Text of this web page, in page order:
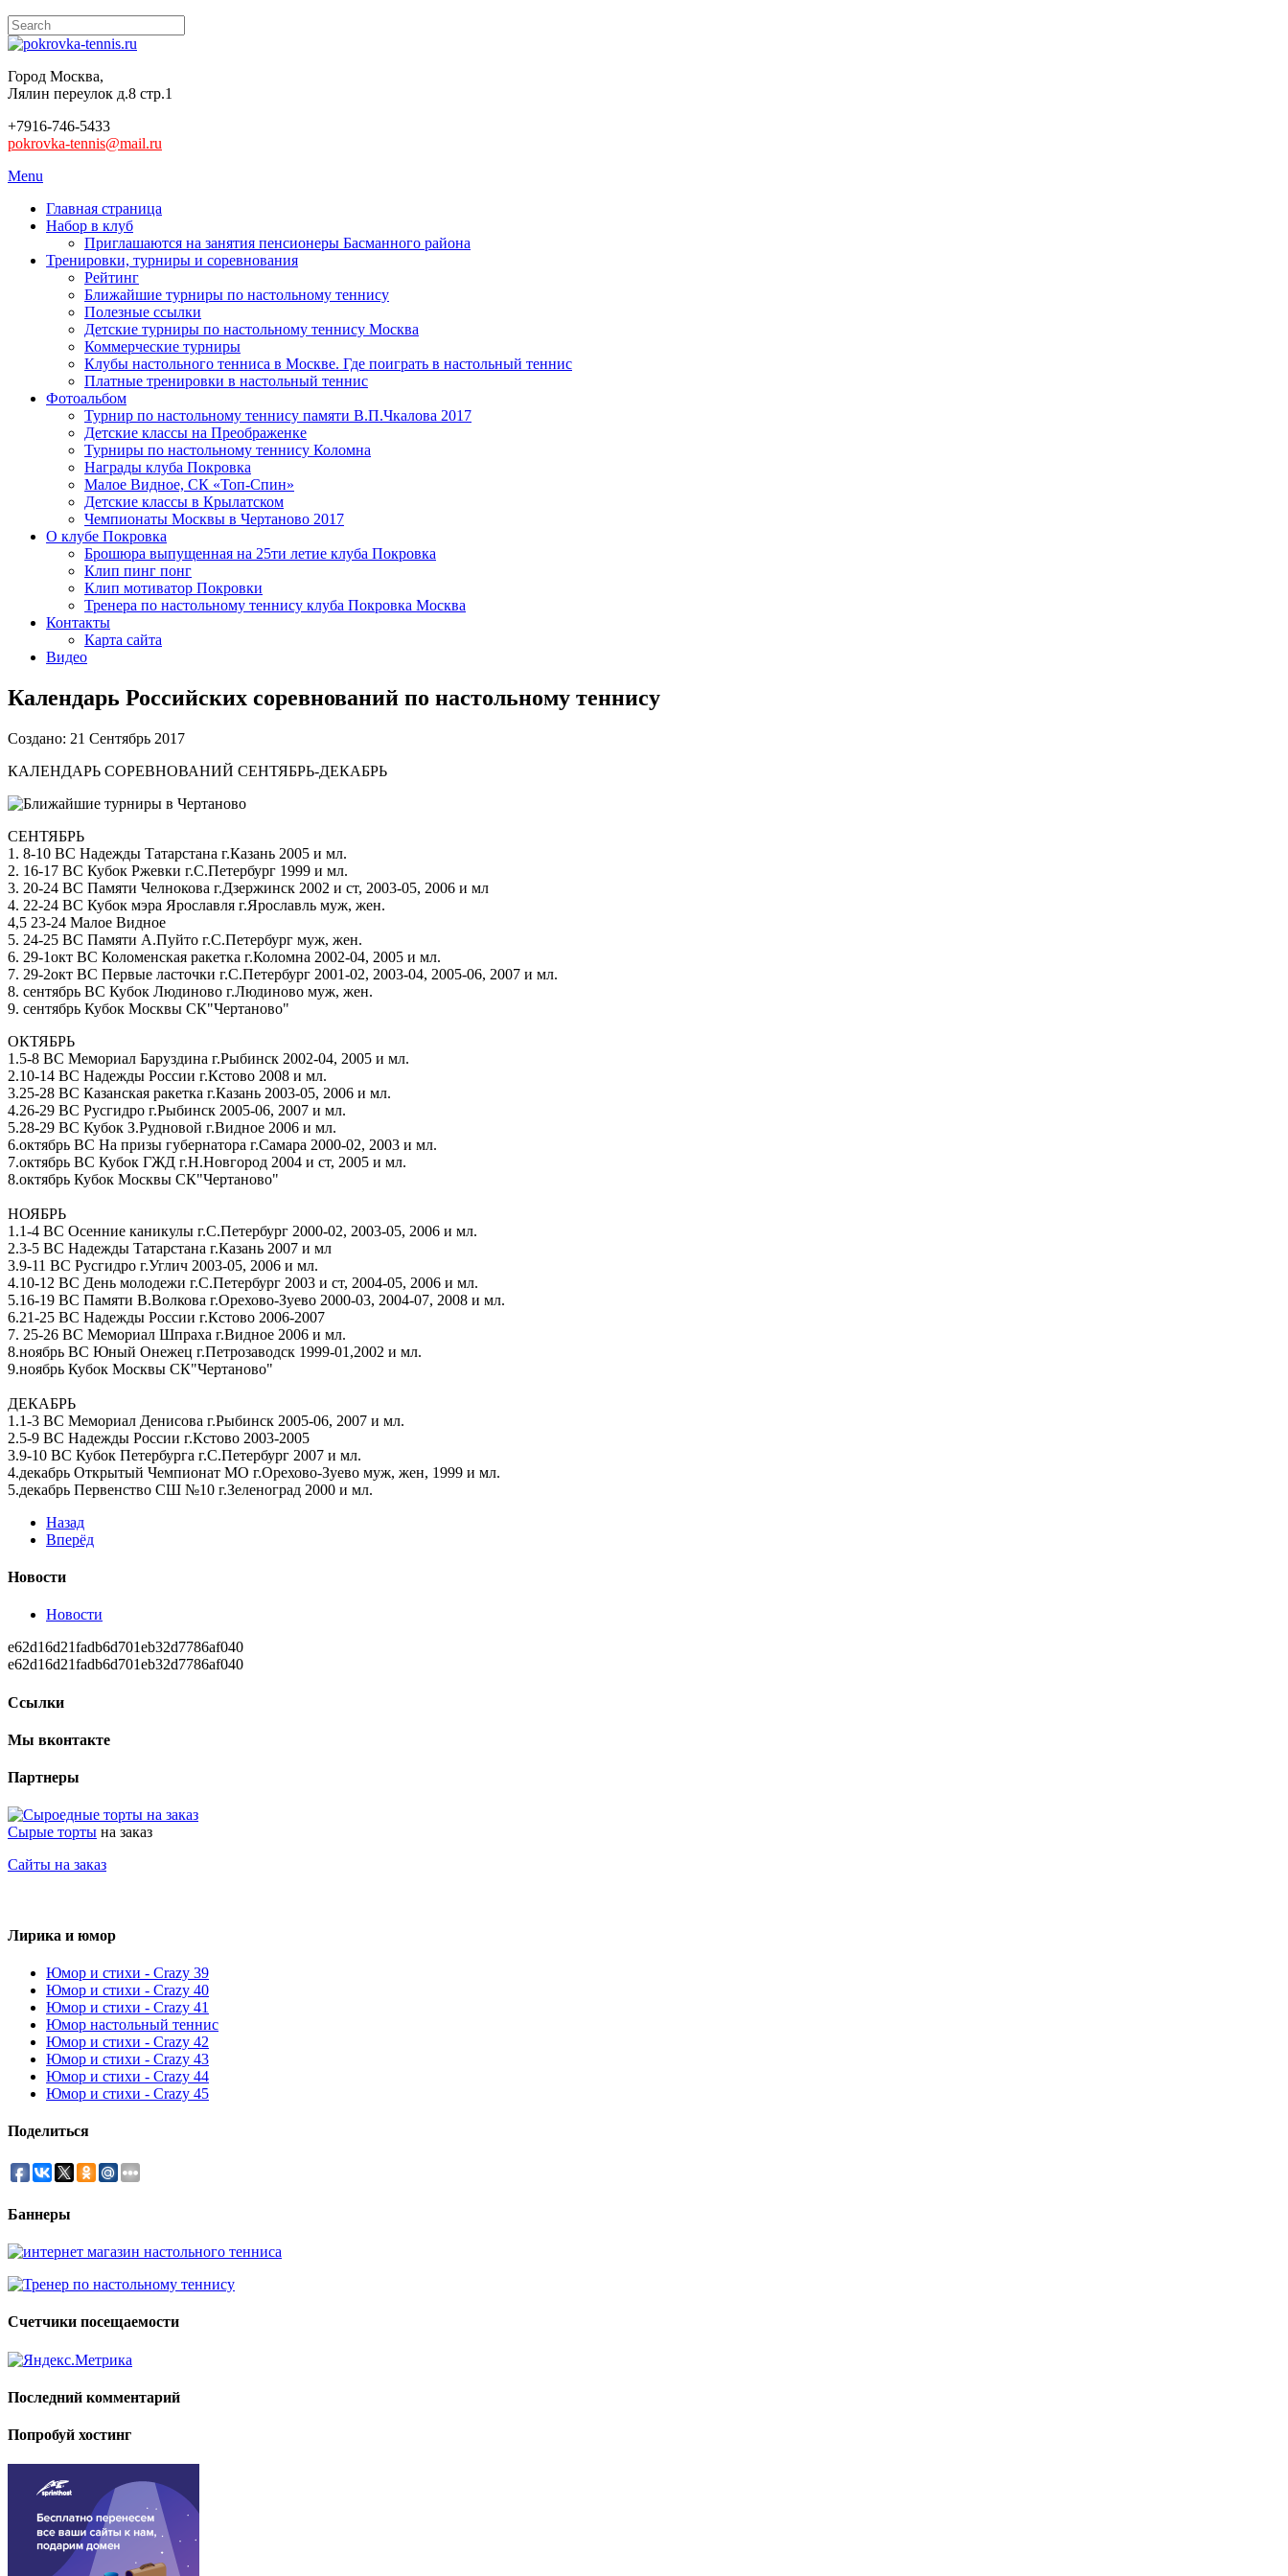
Город Москва,
Лялин переулок д.8 стр.1
+7916-746-5433
pokrovka-tennis@mail.ru
Menu
Главная страница
Набор в клуб
Приглашаются на занятия пенсионеры Басманного района
Тренировки, турниры и соревнования
Рейтинг
Ближайшие турниры по настольному теннису
Полезные ссылки
Детские турниры по настольному теннису Москва
Коммерческие турниры
Клубы настольного тенниса в Москве. Где поиграть в настольный теннис
Платные тренировки в настольный теннис
Фотоальбом
Турнир по настольному теннису памяти В.П.Чкалова 2017
Детские классы на Преображенке
Турниры по настольному теннису Коломна
Награды клуба Покровка
Малое Видное, СК «Топ-Спин»
Детские классы в Крылатском
Чемпионаты Москвы в Чертаново 2017
О клубе Покровка
Брошюра выпущенная на 25ти летие клуба Покровка
Клип пинг понг
Клип мотиватор Покровки
Тренера по настольному теннису клуба Покровка Москва
Контакты
Карта сайта
Видео
Календарь Российских соревнований по настольному теннису
Создано: 21 Сентябрь 2017
КАЛЕНДАРЬ СОРЕВНОВАНИЙ СЕНТЯБРЬ-ДЕКАБРЬ
СЕНТЯБРЬ
1. 8-10 ВС Надежды Татарстана г.Казань 2005 и мл.
2. 16-17 ВС Кубок Ржевки г.С.Петербург 1999 и мл.
3. 20-24 ВС Памяти Челнокова г.Дзержинск 2002 и ст, 2003-05, 2006 и мл
4. 22-24 ВС Кубок мэра Ярославля г.Ярославль муж, жен.
4,5 23-24 Малое Видное
5. 24-25 ВС Памяти А.Пуйто г.С.Петербург муж, жен.
6. 29-1окт ВС Коломенская ракетка г.Коломна 2002-04, 2005 и мл.
7. 29-2окт ВС Первые ласточки г.С.Петербург 2001-02, 2003-04, 2005-06, 2007 и мл.
8. сентябрь ВС Кубок Людиново г.Людиново муж, жен.
9. сентябрь Кубок Москвы СК"Чертаново"
ОКТЯБРЬ
1.5-8 ВС Мемориал Баруздина г.Рыбинск 2002-04, 2005 и мл.
2.10-14 ВС Надежды России г.Кстово 2008 и мл.
3.25-28 ВС Казанская ракетка г.Казань 2003-05, 2006 и мл.
4.26-29 ВС Русгидро г.Рыбинск 2005-06, 2007 и мл.
5.28-29 ВС Кубок З.Рудновой г.Видное 2006 и мл.
6.октябрь ВС На призы губернатора г.Самара 2000-02, 2003 и мл.
7.октябрь ВС Кубок ГЖД г.Н.Новгород 2004 и ст, 2005 и мл.
8.октябрь Кубок Москвы СК"Чертаново"
НОЯБРЬ
1.1-4 ВС Осенние каникулы г.С.Петербург 2000-02, 2003-05, 2006 и мл.
2.3-5 ВС Надежды Татарстана г.Казань 2007 и мл
3.9-11 ВС Русгидро г.Углич 2003-05, 2006 и мл.
4.10-12 ВС День молодежи г.С.Петербург 2003 и ст, 2004-05, 2006 и мл.
5.16-19 ВС Памяти В.Волкова г.Орехово-Зуево 2000-03, 2004-07, 2008 и мл.
6.21-25 ВС Надежды России г.Кстово 2006-2007
7. 25-26 ВС Мемориал Шпраха г.Видное 2006 и мл.
8.ноябрь ВС Юный Онежец г.Петрозаводск 1999-01,2002 и мл.
9.ноябрь Кубок Москвы СК"Чертаново"
ДЕКАБРЬ
1.1-3 ВС Мемориал Денисова г.Рыбинск 2005-06, 2007 и мл.
2.5-9 ВС Надежды России г.Кстово 2003-2005
3.9-10 ВС Кубок Петербурга г.С.Петербург 2007 и мл.
4.декабрь Открытый Чемпионат МО г.Орехово-Зуево муж, жен, 1999 и мл.
5.декабрь Первенство СШ №10 г.Зеленоград 2000 и мл.
Назад
Вперёд
Новости
Новости
e62d16d21fadb6d701eb32d7786af040
e62d16d21fadb6d701eb32d7786af040
Ссылки
Мы вконтакте
Партнеры
Сырые торты на заказ
Сайты на заказ
Лирика и юмор
Юмор и стихи - Crazy 39
Юмор и стихи - Crazy 40
Юмор и стихи - Crazy 41
Юмор настольный теннис
Юмор и стихи - Crazy 42
Юмор и стихи - Crazy 43
Юмор и стихи - Crazy 44
Юмор и стихи - Crazy 45
Поделиться
Баннеры
Счетчики посещаемости
Последний комментарий
Попробуй хостинг